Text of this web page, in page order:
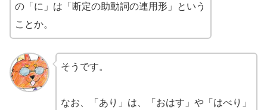
の「に」は「断定の助動詞の連用形」という
ことか。
そうです。
なお、「あり」は、「おはす」や「はべり」